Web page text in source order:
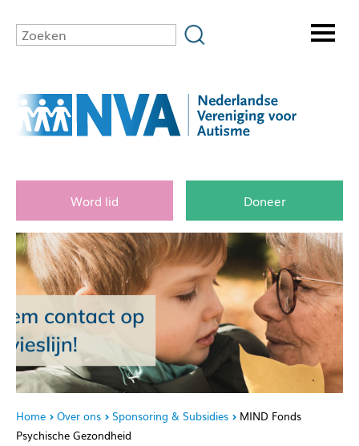
Word lid Doneer
Home Over ons Sponsoring & Subsidies
MIND Fonds
Psychische Gezondheid